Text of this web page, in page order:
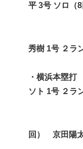
平 3号 ソロ（8
濱田太
秀樹 1号 ２ラ
・横浜本
ソト 1号 ２ラ
佐野
回） 京田陽